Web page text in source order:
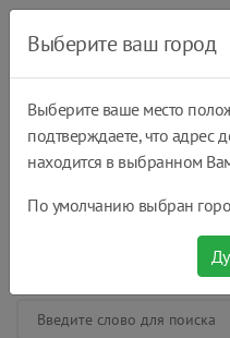
Выберите ваш город
Выберите ваше место
подтверждаете, что адрес
находится в выбранном
По умолчанию выбран